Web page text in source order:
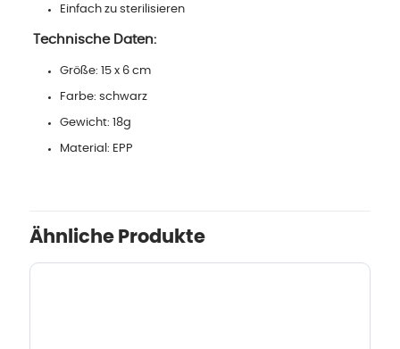
Einfach zu sterilisieren
Technische Daten:
Größe: 15 x 6 cm
Farbe: schwarz
Gewicht: 18g
Material: EPP
Ähnliche Produkte